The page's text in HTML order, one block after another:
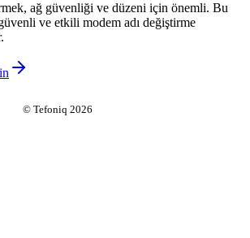
ağ güvenliği ve düzeni için önemli. Bu
ve etkili modem adı değiştirme
© Tefoniq 2026